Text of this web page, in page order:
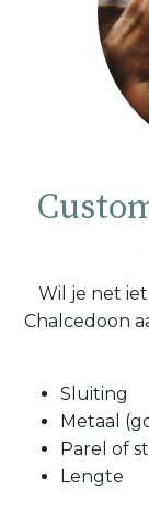
Wil je net
Chalcedoon
Sluiting
Metaal
Parel of
Lengte